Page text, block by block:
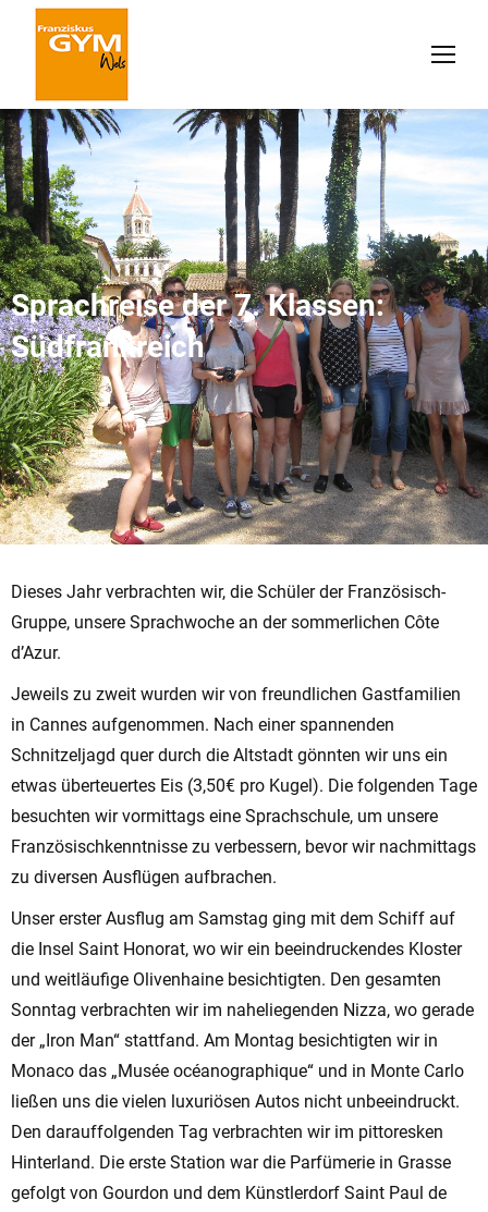
Sprachreise der 7. Klassen:
Südfrankreich
Dieses Jahr verbrachten wir, die Schüler der Französisch-
Gruppe, unsere Sprachwoche an der sommerlichen Côte
d’Azur.
Jeweils zu zweit wurden wir von freundlichen Gastfamilien
in Cannes aufgenommen. Nach einer spannenden
Schnitzeljagd quer durch die Altstadt gönnten wir uns ein
etwas überteuertes Eis (3,50€ pro Kugel). Die folgenden Tage
besuchten wir vormittags eine Sprachschule, um unsere
Französischkenntnisse zu verbessern, bevor wir nachmittags
zu diversen Ausflügen aufbrachen.
Unser erster Ausflug am Samstag ging mit dem Schiff auf
die Insel Saint Honorat, wo wir ein beeindruckendes Kloster
und weitläufige Olivenhaine besichtigten. Den gesamten
Sonntag verbrachten wir im naheliegenden Nizza, wo gerade
der „Iron Man“ stattfand. Am Montag besichtigten wir in
Monaco das „Musée océanographique“ und in Monte Carlo
ließen uns die vielen luxuriösen Autos nicht unbeeindruckt.
Den darauffolgenden Tag verbrachten wir im pittoresken
Hinterland. Die erste Station war die Parfümerie in Grasse
gefolgt von Gourdon und dem Künstlerdorf Saint Paul de